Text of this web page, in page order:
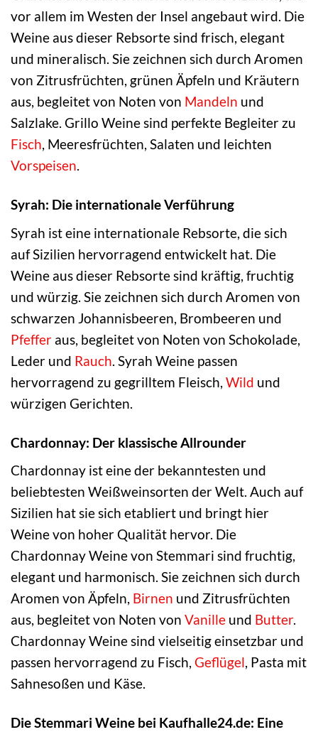
vor allem im Westen der Insel angebaut wird. Die
Weine aus dieser Rebsorte sind frisch, elegant
und mineralisch. Sie zeichnen sich durch Aromen
von Zitrusfrüchten, grünen Äpfeln und Kräutern
aus, begleitet von Noten von Mandeln und
Salzlake. Grillo Weine sind perfekte Begleiter zu
Fisch, Meeresfrüchten, Salaten und leichten
Vorspeisen.
Syrah: Die internationale Verführung
Syrah ist eine internationale Rebsorte, die sich
auf Sizilien hervorragend entwickelt hat. Die
Weine aus dieser Rebsorte sind kräftig, fruchtig
und würzig. Sie zeichnen sich durch Aromen von
schwarzen Johannisbeeren, Brombeeren und
Pfeffer aus, begleitet von Noten von Schokolade,
Leder und Rauch. Syrah Weine passen
hervorragend zu gegrilltem Fleisch, Wild und
würzigen Gerichten.
Chardonnay: Der klassische Allrounder
Chardonnay ist eine der bekanntesten und
beliebtesten Weißweinsorten der Welt. Auch auf
Sizilien hat sie sich etabliert und bringt hier
Weine von hoher Qualität hervor. Die
Chardonnay Weine von Stemmari sind fruchtig,
elegant und harmonisch. Sie zeichnen sich durch
Aromen von Äpfeln, Birnen und Zitrusfrüchten
aus, begleitet von Noten von Vanille und Butter.
Chardonnay Weine sind vielseitig einsetzbar und
passen hervorragend zu Fisch, Geflügel, Pasta mit
Sahnesoßen und Käse.
Die Stemmari Weine bei Kaufhalle24.de: Eine